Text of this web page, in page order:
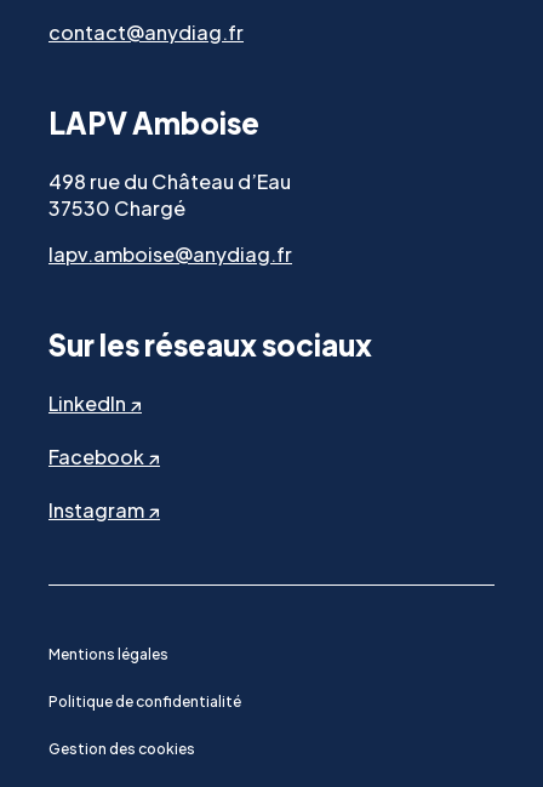
contact@anydiag.fr
LAPV Amboise
498 rue du Château d’Eau
37530 Chargé
lapv.amboise@anydiag.fr
Sur les réseaux sociaux
LinkedIn ↗
Facebook ↗
Instagram ↗
Mentions légales
Politique de confidentialité
Gestion des cookies